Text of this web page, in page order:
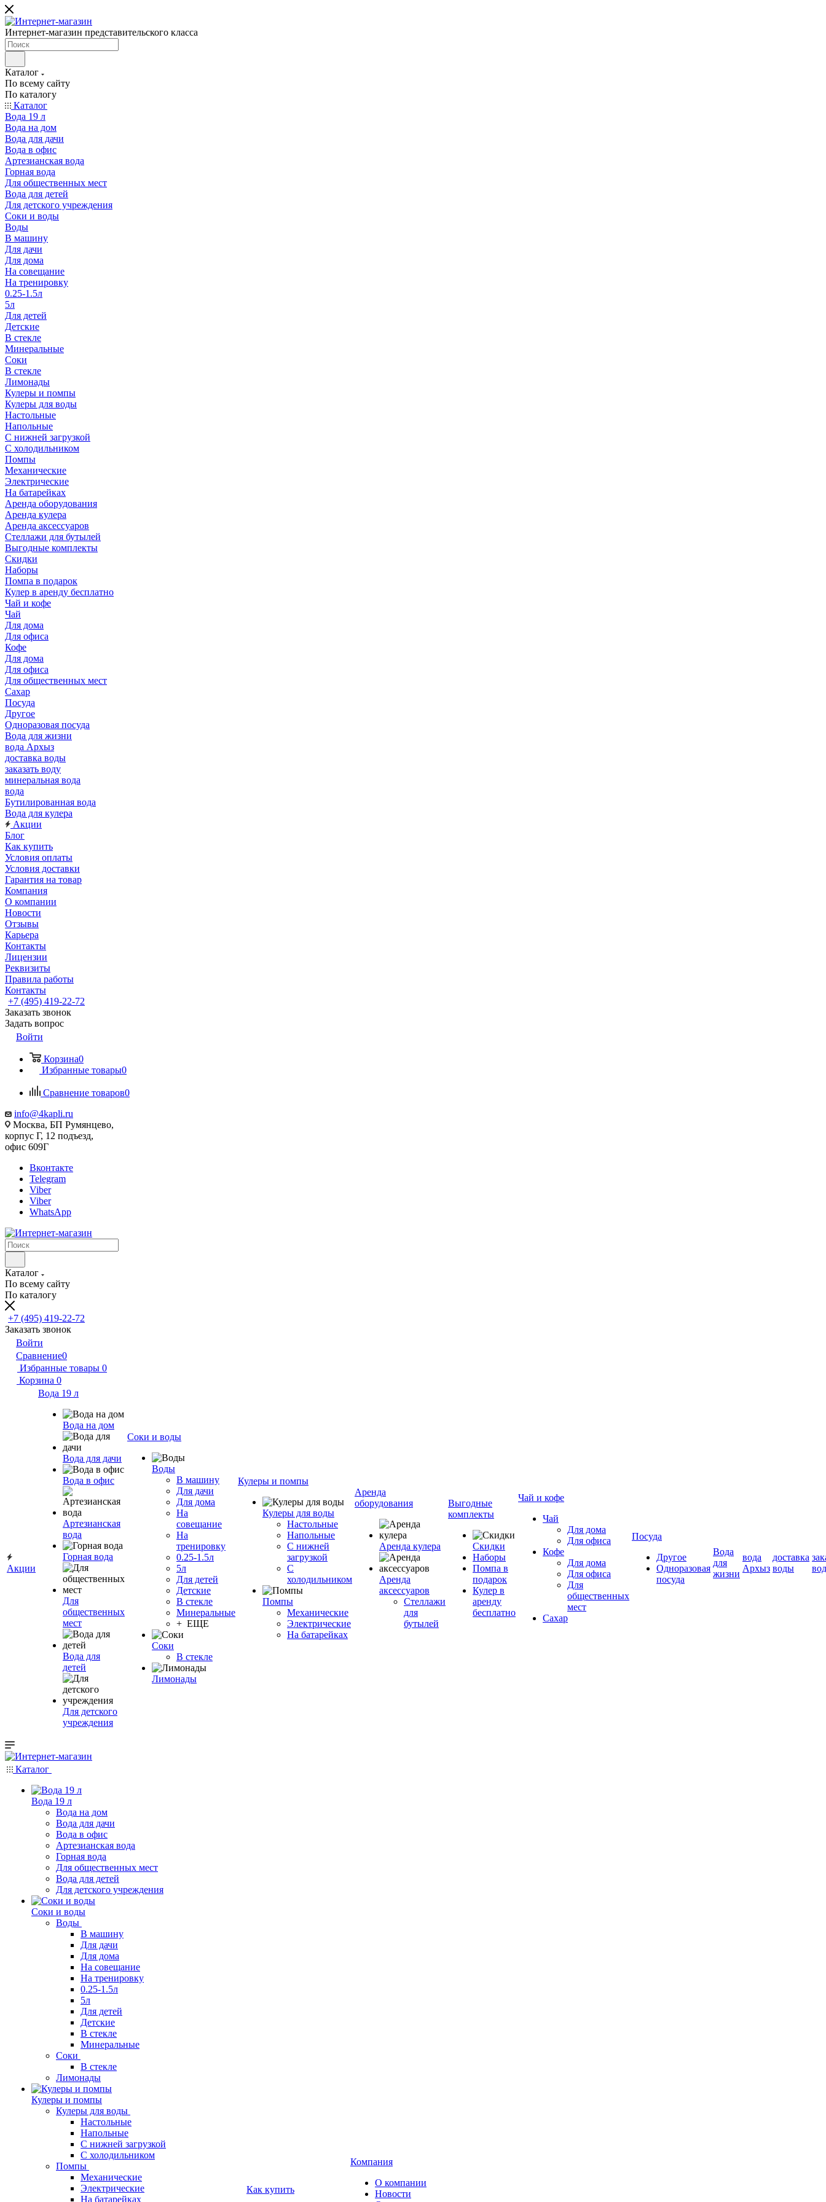
Интернет-магазин представительского класса
Каталог
По всему сайту
По каталогу
Каталог
Вода 19 л
Вода на дом
Вода для дачи
Вода в офис
Артезианская вода
Горная вода
Для общественных мест
Вода для детей
Для детского учреждения
Соки и воды
Воды
В машину
Для дачи
Для дома
На совещание
На тренировку
0.25-1.5л
5л
Для детей
Детские
В стекле
Минеральные
Соки
В стекле
Лимонады
Кулеры и помпы
Кулеры для воды
Настольные
Напольные
С нижней загрузкой
С холодильником
Помпы
Механические
Электрические
На батарейках
Аренда оборудования
Аренда кулера
Аренда аксессуаров
Стеллажи для бутылей
Выгодные комплекты
Скидки
Наборы
Помпа в подарок
Кулер в аренду бесплатно
Чай и кофе
Чай
Для дома
Для офиса
Кофе
Для дома
Для офиса
Для общественных мест
Сахар
Посуда
Другое
Одноразовая посуда
Вода для жизни
вода Архыз
доставка воды
заказать воду
минеральная вода
вода
Бутилированная вода
Вода для кулера
Акции
Блог
Как купить
Условия оплаты
Условия доставки
Гарантия на товар
Компания
О компании
Новости
Отзывы
Карьера
Контакты
Лицензии
Реквизиты
Правила работы
Контакты
+7 (495) 419-22-72
Заказать звонок
Задать вопрос
Войти
Корзина0
Избранные товары0
Сравнение товаров0
info@4kapli.ru
Москва, БП Румянцево,
корпус Г, 12 подъезд,
офис 609Г
Вконтакте
Telegram
Viber
Viber
WhatsApp
Каталог
По всему сайту
По каталогу
+7 (495) 419-22-72
Заказать звонок
Войти
Сравнение0
Избранные товары 0
Корзина 0
Акции
Вода 19 л
Вода на дом
Вода для дачи
Вода в офис
Артезианская
вода
Горная вода
Для
общественных
мест
Вода для
детей
Для детского
учреждения
Соки и воды
Воды
В машину
Для дачи
Для дома
На
совещание
На
тренировку
0.25-1.5л
5л
Для детей
Детские
В стекле
Минеральные
+ ЕЩЕ
Соки
В стекле
Лимонады
Кулеры и помпы
Кулеры для воды
Настольные
Напольные
С нижней
загрузкой
С
холодильником
Помпы
Механические
Электрические
На батарейках
Аренда
оборудования
Аренда кулера
Аренда
аксессуаров
Стеллажи
для
бутылей
Выгодные
комплекты
Скидки
Наборы
Помпа в
подарок
Кулер в
аренду
бесплатно
Чай и кофе
Чай
Для дома
Для офиса
Кофе
Для дома
Для офиса
Для
общественных
мест
Сахар
Посуда
Другое
Одноразовая
посуда
Вода
для
жизни
вода
Архыз
доставка
воды
Каталог
Вода 19 л
Вода на дом
Вода для дачи
Вода в офис
Артезианская вода
Горная вода
Для общественных мест
Вода для детей
Для детского учреждения
Соки и воды
Воды
В машину
Для дачи
Для дома
На совещание
На тренировку
0.25-1.5л
5л
Для детей
Детские
В стекле
Минеральные
Соки
В стекле
Лимонады
Кулеры и помпы
Кулеры для воды
Настольные
Напольные
С нижней загрузкой
С холодильником
Помпы
Механические
Электрические
На батарейках
Как купить
Компания
О компании
Новости